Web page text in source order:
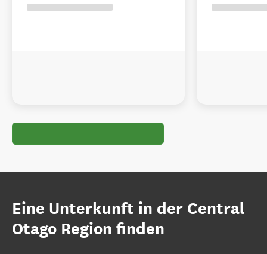
Eine Unterkunft in der Central
Otago Region finden